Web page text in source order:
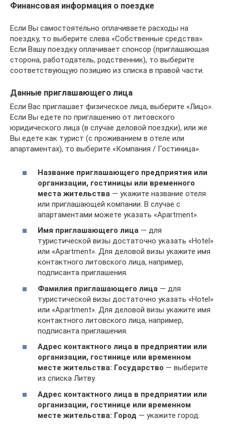
Финансовая информация о поездке
Если Вы самостоятельно оплачиваете расходы на
поездку, то выберите слева «Собственные средства».
Если Вашу поездку оплачивает спонсор (приглашающая
сторона, работодатель, родственник), то выберите
соответствующую позицию из списка в правой части.
Данные приглашающего лица
Если Вас приглашает физическое лица, выберите «Лицо».
Если Вы едете по приглашению от литовского
юридического лица (в случае деловой поездки), или же
Вы едете как турист (с проживанием в отеле или
апартаментах), то выберите «Компания / Гостиница».
Название приглашающего предприятия или
организации, гостиницы или временного
места жительства — укажите название отеля
или приглашающей компании. В случае с
апартаментами можете указать «Apartment».
Имя приглашающего лица — для
туристической визы достаточно указать «Hotel»
или «Apartment». Для деловой визы укажите имя
контактного литовского лица, например,
подписанта приглашения.
Фамилия приглашающего лица — для
туристической визы достаточно указать «Hotel»
или «Apartment». Для деловой визы укажите имя
контактного литовского лица, например,
подписанта приглашения.
Адрес контактного лица в предприятии или
организации, гостинице или временном
месте жительства: Государство — выберите
из списка Литву.
Адрес контактного лица в предприятии или
организации, гостинице или временном
месте жительства: Город — укажите город.